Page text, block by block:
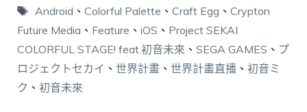
Android 、 Colorful Palette 、 Craft Egg 、 Crypton
Future Media 、 Feature 、 iOS 、 Project SEKAI
COLORFUL STAGE! feat.初音未來 、 SEGA GAMES 、 プ
ロジェクトセカイ 、 世界計畫 、 世界計畫直播 、 初音ミ
ク 、 初音未來